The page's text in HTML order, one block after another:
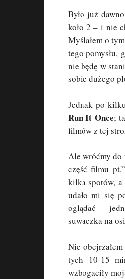
Było już
koło 2 – i nie
Myślałem o
tego pomysłu,
nie będę w
sobie dużego
Jednak po
Run It Once;
filmów z tej
Ale wróćmy do
część filmu pt.”
kilka spotów, a
udało mi się
oglądać –
suwaczka na
Nie
tych 10-15
wzbogaciły